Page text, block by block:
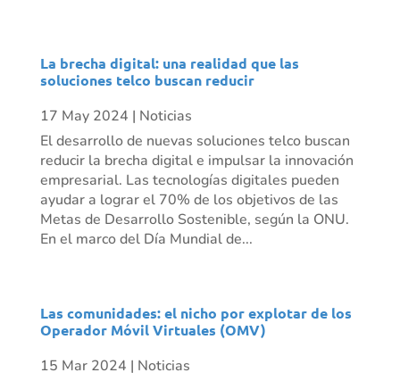
La brecha digital: una realidad que las
soluciones telco buscan reducir
17 May 2024 | Noticias
El desarrollo de nuevas soluciones telco buscan
reducir la brecha digital e impulsar la innovación
empresarial. Las tecnologías digitales pueden
ayudar a lograr el 70% de los objetivos de las
Metas de Desarrollo Sostenible, según la ONU.
En el marco del Día Mundial de...
Las comunidades: el nicho por explotar de los
Operador Móvil Virtuales (OMV)
15 Mar 2024 | Noticias